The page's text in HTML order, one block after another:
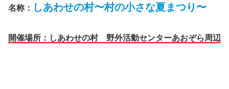
名称： しあわせの村〜村の小さな夏まつり〜
開催場所：しあわせの村 野外活動センターあおぞら周辺